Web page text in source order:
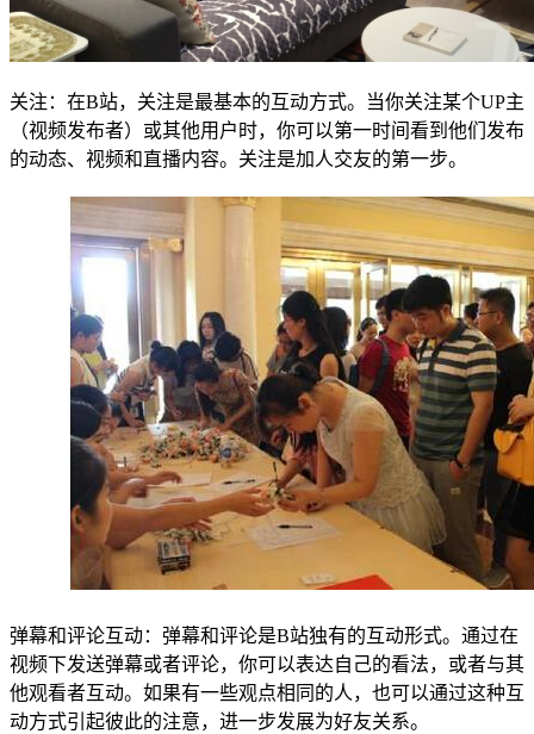
关注：在B站，关注是最基本的互动方式。当你关注某个UP主
（视频发布者）或其他用户时，你可以第一时间看到他们发布
的动态、视频和直播内容。关注是加人交友的第一步。
弹幕和评论互动：弹幕和评论是B站独有的互动形式。通过在
视频下发送弹幕或者评论，你可以表达自己的看法，或者与其
他观看者互动。如果有一些观点相同的人，也可以通过这种互
动方式引起彼此的注意，进一步发展为好友关系。